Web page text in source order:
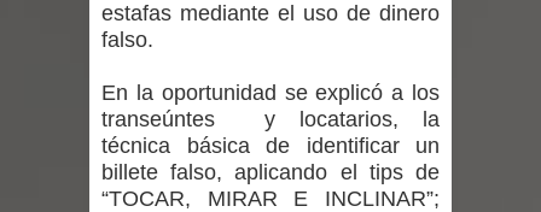
regresa de Brasil tras impulsar un
intercambio musical y pedagógico
con comunidades escolares
estafas mediante el uso de dinero
falso.
En la oportunidad se explicó a los
transeúntes y locatarios, la
técnica básica de identificar un
billete falso, aplicando el tips de
“TOCAR, MIRAR E INCLINAR”;